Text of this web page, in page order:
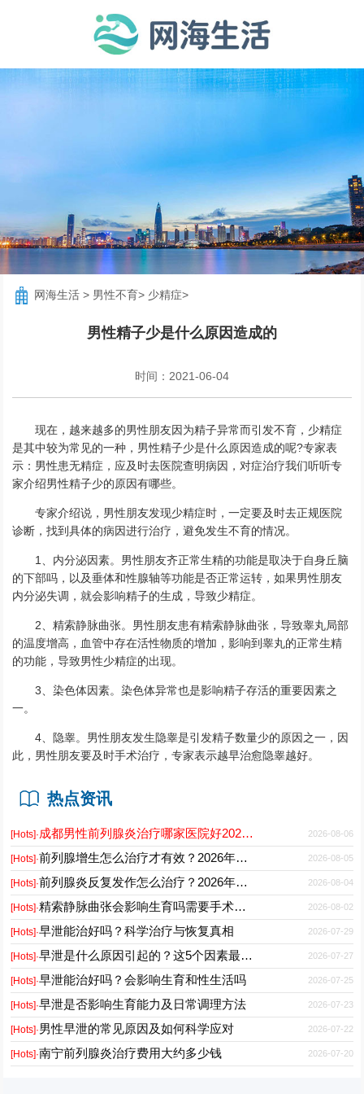
网海生活 > 男性不育> 少精症>
男性精子少是什么原因造成的
时间：2021-06-04
现在，越来越多的男性朋友因为精子异常而引发不育，少精症
是其中较为常见的一种，男性精子少是什么原因造成的呢?专家表
示：男性患无精症，应及时去医院查明病因，对症治疗我们听听专
家介绍男性精子少的原因有哪些。
专家介绍说，男性朋友发现少精症时，一定要及时去正规医院
诊断，找到具体的病因进行治疗，避免发生不育的情况。
1、内分泌因素。男性朋友齐正常生精的功能是取决于自身丘脑
的下部吗，以及垂体和性腺轴等功能是否正常运转，如果男性朋友
内分泌失调，就会影响精子的生成，导致少精症。
2、精索静脉曲张。男性朋友患有精索静脉曲张，导致睾丸局部
的温度增高，血管中存在活性物质的增加，影响到睾丸的正常生精
的功能，导致男性少精症的出现。
3、染色体因素。染色体异常也是影响精子存活的重要因素之
一。
4、隐睾。男性朋友发生隐睾是引发精子数量少的原因之一，因
此，男性朋友要及时手术治疗，专家表示越早治愈隐睾越好。
热点资讯
[Hots]·成都男性前列腺炎治疗哪家医院好2026正规男科专科推荐 2026-08-06
[Hots]·前列腺增生怎么治疗才有效？2026年最新诊疗方案与护理要点 2026-08-05
[Hots]·前列腺炎反复发作怎么治疗？2026年科学用药与日常护理指南 2026-08-04
[Hots]·精索静脉曲张会影响生育吗需要手术吗能自愈吗 2026-08-02
[Hots]·早泄能治好吗？科学治疗与恢复真相 2026-07-29
[Hots]·早泄是什么原因引起的？这5个因素最常见 2026-07-27
[Hots]·早泄能治好吗？会影响生育和性生活吗 2026-07-25
[Hots]·早泄是否影响生育能力及日常调理方法 2026-07-23
[Hots]·男性早泄的常见原因及如何科学应对 2026-07-22
[Hots]·南宁前列腺炎治疗费用大约多少钱 2026-07-20